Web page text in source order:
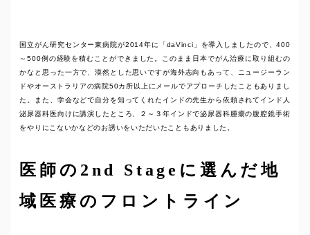
国立がん研究センター東病院が2014年に「daVinci」を導入しましたので、400
～500例の経験を積むことができました。このまま日本でがん治療に取り組むの
かなと思った一方で、漠然とした思いですが海外志向もあって、ニュージーラン
ドやオーストラリアの病院50カ所以上にメールでアプローチしたこともありまし
た。また、学会などで自分を知ってくれたインドの先生から依頼されてインド人
泌尿器科医向けに講演したところ、２～３年インドで泌尿器科腫瘍の腹腔鏡手術
をやりにこないかなどのお誘いをいただいたこともありました。
医師の2nd Stageに選んだ地
域医療のフロントライン